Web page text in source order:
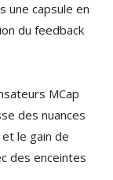
une capsule en
du feedback
MCap
des nuances
le gain de
des enceintes